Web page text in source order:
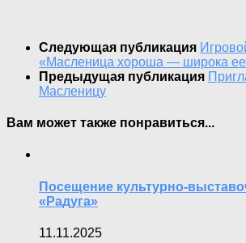
Следующая публикация
«Масленица хороша — широка
Предыдущая публикация
Масленицу
Вам может также понравиться...
Посещение культурно-
«Радуга»
11.11.2025